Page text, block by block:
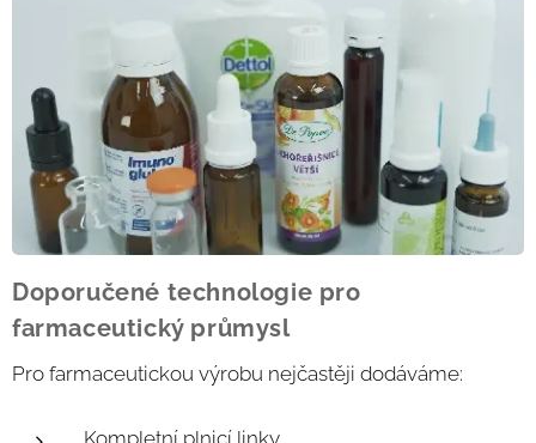
Doporučené technologie pro
farmaceutický průmysl
Pro farmaceutickou výrobu nejčastěji dodáváme:
Kompletní plnicí linky